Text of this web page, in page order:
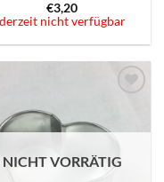
€3,20
derzeit nicht verfügbar
hinzufügen
NICHT VORRÄTIG